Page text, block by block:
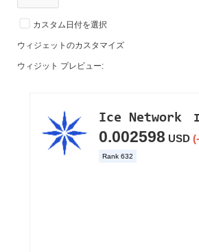
カスタム日付を選択
ウィジェットのカスタマイズ
ウィジット プレビュー: